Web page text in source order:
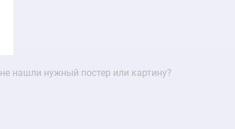
не нашли нужный постер или картину?